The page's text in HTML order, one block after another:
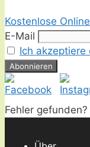
Kostenlose
E-Mail
Ich akzeptiere
Fehler gefunden?